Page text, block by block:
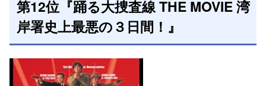
第12位『踊る大捜査線 THE MOVIE 湾
岸署史上最悪の３日間！』